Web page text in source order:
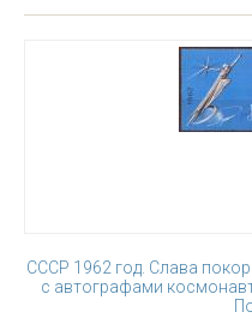
СССР 1962 год. Слава
с автографами